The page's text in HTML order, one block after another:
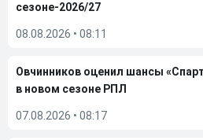
сезоне-2026/27
08.08.2026 • 08:11
Овчинников оценил шансы
в новом сезоне РПЛ
07.08.2026 • 08:17